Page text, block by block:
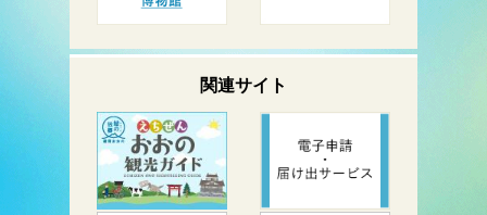
関連サイト